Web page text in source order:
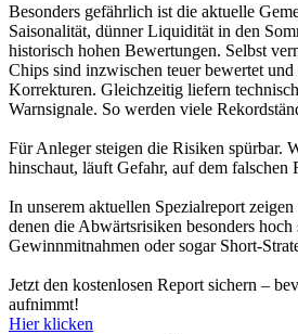
Besonders gefährlich ist die aktuelle
Saisonalität, dünner Liquidität in den
historisch hohen Bewertungen. Selbst
Chips sind inzwischen teuer bewertet
Korrekturen. Gleichzeitig liefern
Warnsignale. So werden viele
Für Anleger steigen die Risiken spürbar.
hinschaut, läuft Gefahr, auf dem falschen
In unserem aktuellen Spezialreport
denen die Abwärtsrisiken besonders
Gewinnmitnahmen oder sogar Short-
Jetzt den kostenlosen Report sichern –
aufnimmt!
Hier klicken